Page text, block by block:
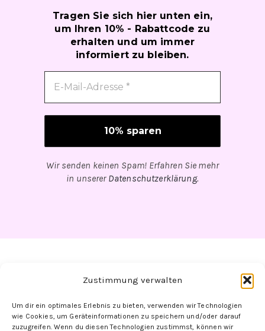
Zustimmung verwalten
Um dir ein optimales Erlebnis zu bieten, verwenden wir Technologien
wie Cookies, um Geräteinformationen zu speichern und/oder darauf
zuzugreifen. Wenn du diesen Technologien zustimmst, können wir
Tragen Sie sich hier unten ein,
um Ihren 10% - Rabattcode zu
erhalten und um immer
informiert zu bleiben.
Wir senden keinen Spam! Erfahren Sie mehr
in unserer Datenschutzerklärung.